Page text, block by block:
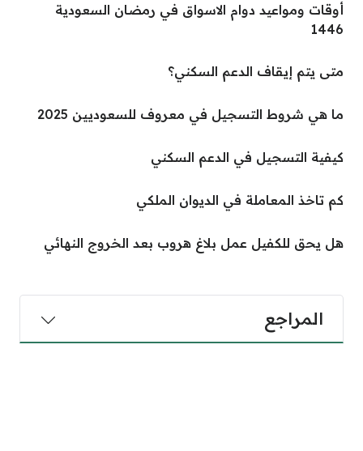
أوقات ومواعيد دوام الاسواق في رمضان السعودية
1446
متى يتم إيقاف الدعم السكني؟
ما هي شروط التسجيل في معروف للسعوديين 2025
كيفية التسجيل في الدعم السكني
كم تاخذ المعاملة في الديوان الملكي
هل يحق للكفيل عمل بلاغ هروب بعد الخروج النهائي
المراجع